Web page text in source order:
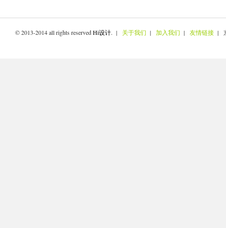
© 2013-2014 all rights reservedHi设计. | 关于我们 | 加入我们 | 友情链接 |